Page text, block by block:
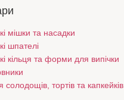
мішки та насадки
шпателі
кільця та форми для випічки
солодощів, тортів та капкейків